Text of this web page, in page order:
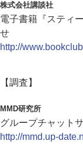
株式会社講談社
電子書籍『スティ
せ
http://
【調査】
MMD研究所
グループチャット
http://mmd.up-